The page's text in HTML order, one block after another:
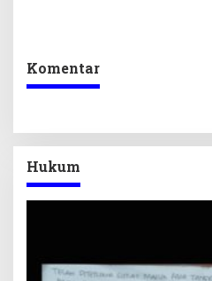
Komentar
Hukum